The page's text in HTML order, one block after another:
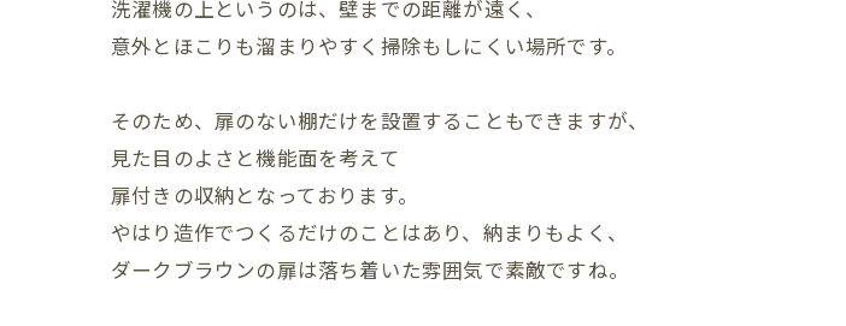
洗濯機の上というのは、壁までの距離が遠く、
意外とほこりも溜まりやすく掃除もしにくい場所です。
そのため、扉のない棚だけを設置することもできますが、
見た目のよさと機能面を考えて
扉付きの収納となっております。
やはり造作でつくるだけのことはあり、納まりもよく、
ダークブラウンの扉は落ち着いた雰囲気で素敵ですね。